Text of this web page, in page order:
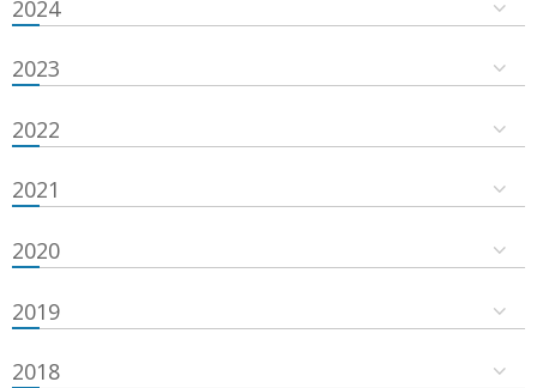
2024
2023
2022
2021
2020
2019
2018